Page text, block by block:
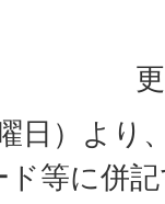
日）より
等に併